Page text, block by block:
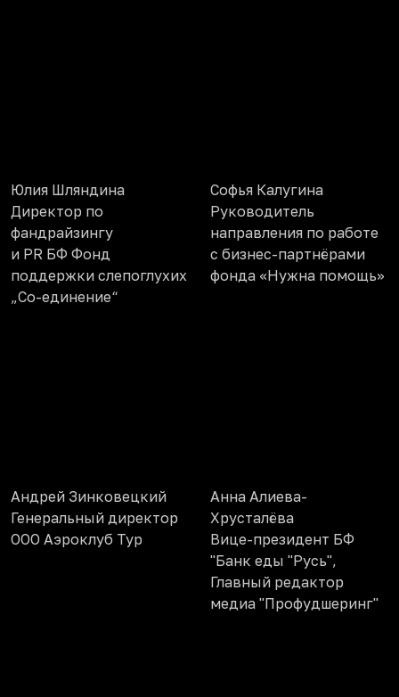
Юлия Шляндина
Директор по
фандрайзингу
и PR БФ Фонд
поддержки слепоглухих
„Со-единение“
Софья Калугина
Руководитель
направления по работе
с бизнес-партнёрами
фонда «Нужна помощь»
Андрей Зинковецкий
Генеральный директор
ООО Аэроклуб Тур
Анна Алиева-
Хрусталёва
Вице-президент БФ
"Банк еды "Русь",
Главный редактор
медиа "Профудшеринг"